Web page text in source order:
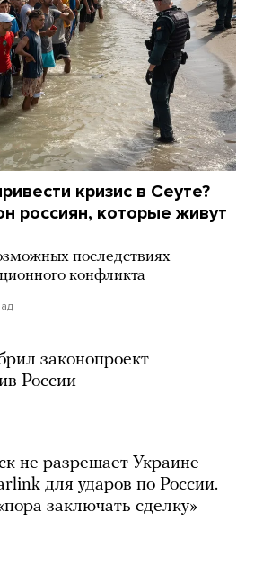
кризис в Сеуте?
россиян, которые живут
последствиях
конфликта
законопроект
России
не разрешает Украине
для ударов по России.
заключать сделку»